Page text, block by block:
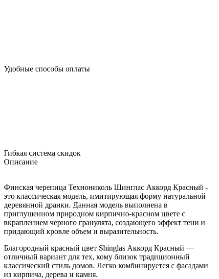
Удобные способы оплаты
Гибкая система скидок
Описание
Финская черепица Технониколь Шинглас Аккорд Красный -
это классическая модель, имитирующая форму натуральной
деревянной дранки. Данная модель выполнена в
приглушенном природном кирпично-красном цвете с
вкраплением черного гранулята, создающего эффект тени и
придающий кровле объем и выразительность.
Благородный красный цвет Shinglas Аккорд Красный —
отличный вариант для тех, кому близок традиционный
классический стиль домов. Легко комбинируется с фасадами
из кирпича, дерева и камня.